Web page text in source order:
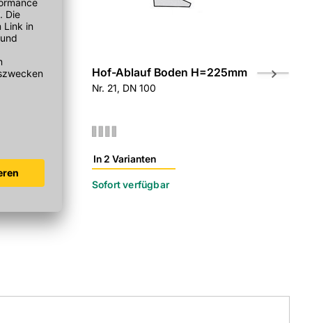
kurz Hof-Ablauf Boden H=225mm
Nr. 21, DN 100
In 2 Varianten
Sofort verfügbar
Henkel